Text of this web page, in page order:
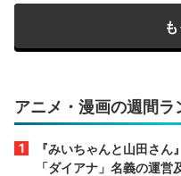
アニメ・漫画の週間ラ
『みいちゃんと山田さ
「ダイアナ」名義の運